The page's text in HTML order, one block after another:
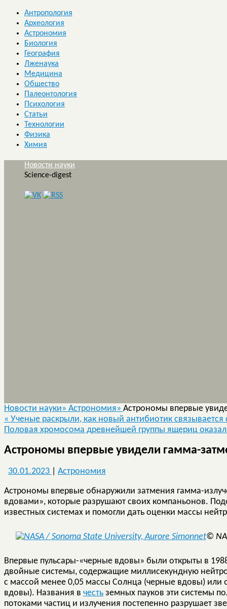
Антропология
Археология
Астрономия
Биология
География
Лженаука
Медицина
Общество
Палеонтология
Психология
Статьи
Технологии
Физика
Химия
Новости науки
Science-digest
Новости науки» Астрономия» Астрономы впервые
« Ученые раскрыли, как новый антибиотик
Половая хромосома древнейшей группы ящериц
Астрономы впервые увидели гамма-
30.01.2023 Астрономия
Астрономы впервые обнаружили затмения гамма-
вдовами», которые разрушают своих компаньонов.
известных системах и помогли дать оценки массы
©
Впервые пульсары-«черные вдовы» были открыты в
двойные системы, содержащие миллисекундную
с массой менее 0,05 массы Солнца (черные вдовы) или
вдовы). Названия в честь земных пауков эти системы
потоками частиц и излучения постепенно разрушает